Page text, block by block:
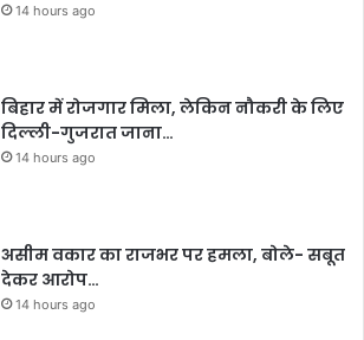
14 hours ago
बिहार में रोजगार मिला, लेकिन नौकरी के लिए
दिल्ली-गुजरात जाना…
14 hours ago
असीम वकार का राजभर पर हमला, बोले- सबूत
देकर आरोप…
14 hours ago